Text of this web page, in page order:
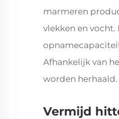
marmeren
vlekken en
Afhankelijk van
worden
Vermijd